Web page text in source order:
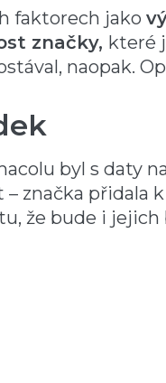
faktorech jako
značky, které
naopak.
byl s daty
– značka přidala
že bude i